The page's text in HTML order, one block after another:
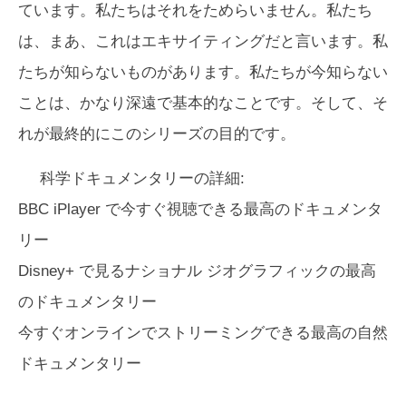
ています。私たちはそれをためらいません。私たち
は、まあ、これはエキサイティングだと言います。私
たちが知らないものがあります。私たちが今知らない
ことは、かなり深遠で基本的なことです。そして、そ
れが最終的にこのシリーズの目的です。
科学ドキュメンタリーの詳細:
BBC iPlayer で今すぐ視聴できる最高のドキュメンタ
リー
Disney+ で見るナショナル ジオグラフィックの最高
のドキュメンタリー
今すぐオンラインでストリーミングできる最高の自然
ドキュメンタリー